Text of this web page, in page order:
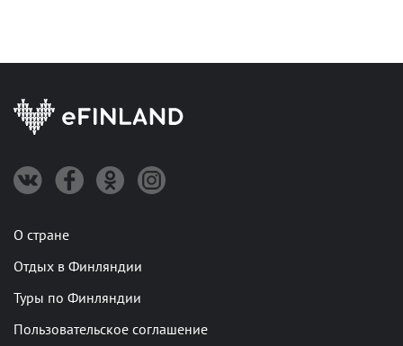
О стране
Отдых в Финляндии
Туры по Финляндии
Пользовательское соглашение